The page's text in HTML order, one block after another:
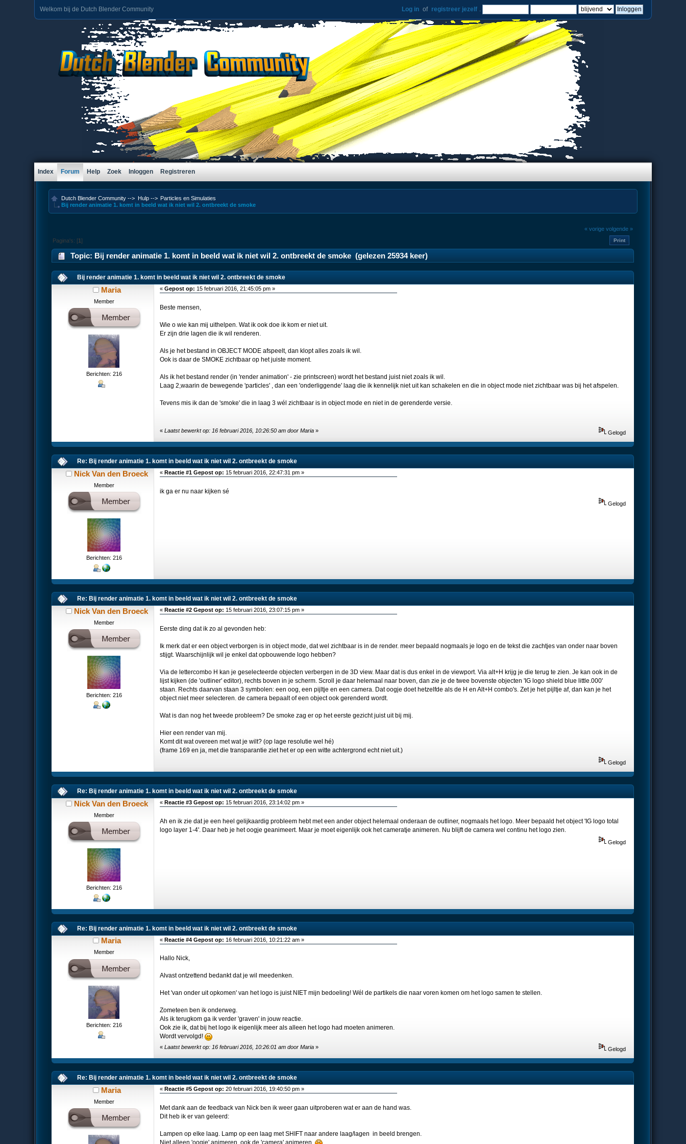
Welkom bij de Dutch Blender Community Log in of registreer jezelf .
Index Forum Help Zoek Inloggen Registreren
Dutch Blender Community --> Hulp--> Particles en Simulaties
Bij render animatie 1. komt in beeld wat ik niet wil 2. ontbreekt de smoke
« vorige volgende »
Print
Pagina's: [1]
Topic: Bij render animatie 1. komt in beeld wat ik niet wil 2. ontbreekt de smoke (gelezen 25934 keer)
Bij render animatie 1. komt in beeld wat ik niet wil 2. ontbreekt de smoke
Maria
Member
Berichten: 216
«Gepost op: 15 februari 2016, 21:45:05 pm »
Beste mensen,
Wie o wie kan mij uithelpen. Wat ik ook doe ik kom er niet uit.
Er zijn drie lagen die ik wil renderen.
Als je het bestand in OBJECT MODE afspeelt, dan klopt alles zoals ik wil.
Ook is daar de SMOKE zichtbaar op het juiste moment.
Als ik het bestand render (in 'render animation' - zie printscreen) wordt het bestand juist niet zoals ik wil.
Laag 2,waarin de bewegende 'particles' , dan een 'onderliggende' laag die ik kennelijk niet uit kan schakelen en die in object mode niet zichtbaar was bij het afspelen.
Tevens mis ik dan de 'smoke' die in laag 3 wél zichtbaar is in object mode en niet in de gerenderde versie.
«Laatst bewerkt op: 16 februari 2016, 10:26:50 am door Maria » Gelogd
Re: Bij render animatie 1. komt in beeld wat ik niet wil 2. ontbreekt de smoke
Nick Van den Broeck
Member
Berichten: 216
«Reactie #1 Gepost op: 15 februari 2016, 22:47:31 pm »
ik ga er nu naar kijken sé
Gelogd
Re: Bij render animatie 1. komt in beeld wat ik niet wil 2. ontbreekt de smoke
Nick Van den Broeck
Member
Berichten: 216
«Reactie #2 Gepost op: 15 februari 2016, 23:07:15 pm »
Eerste ding dat ik zo al gevonden heb:
Ik merk dat er een object verborgen is in object mode, dat wel zichtbaar is in de render. meer bepaald nogmaals je logo en de tekst die zachtjes van onder naar boven
stijgt. Waarschijnlijk wil je enkel dat opbouwende logo hebben?
Via de lettercombo H kan je geselecteerde objecten verbergen in de 3D view. Maar dat is dus enkel in de viewport. Via alt+H krijg je die terug te zien. Je kan ook in de
lijst kijken (de 'outliner' editor), rechts boven in je scherm. Scroll je daar helemaal naar boven, dan zie je de twee bovenste objecten 'IG logo shield blue little.000'
staan. Rechts daarvan staan 3 symbolen: een oog, een pijltje en een camera. Dat oogje doet hetzelfde als de H en Alt+H combo's. Zet je het pijltje af, dan kan je het
object niet meer selecteren. de camera bepaalt of een object ook gerenderd wordt.
Wat is dan nog het tweede probleem? De smoke zag er op het eerste gezicht juist uit bij mij.
Hier een render van mij.
Komt dit wat overeen met wat je wilt? (op lage resolutie wel hé)
(frame 169 en ja, met die transparantie ziet het er op een witte achtergrond echt niet uit.)
Gelogd
Re: Bij render animatie 1. komt in beeld wat ik niet wil 2. ontbreekt de smoke
Nick Van den Broeck
Member
Berichten: 216
«Reactie #3 Gepost op: 15 februari 2016, 23:14:02 pm »
Ah en ik zie dat je een heel gelijkaardig probleem hebt met een ander object helemaal onderaan de outliner, nogmaals het logo. Meer bepaald het object 'IG logo total
logo layer 1-4'. Daar heb je het oogje geanimeert. Maar je moet eigenlijk ook het cameratje animeren. Nu blijft de camera wel continu het logo zien.
Gelogd
Re: Bij render animatie 1. komt in beeld wat ik niet wil 2. ontbreekt de smoke
Maria
Member
Berichten: 216
«Reactie #4 Gepost op: 16 februari 2016, 10:21:22 am »
Hallo Nick,
Alvast ontzettend bedankt dat je wil meedenken.
Het 'van onder uit opkomen' van het logo is juist NIET mijn bedoeling! Wél de partikels die naar voren komen om het logo samen te stellen.
Zometeen ben ik onderweg.
Als ik terugkom ga ik verder 'graven' in jouw reactie.
Ook zie ik, dat bij het logo ik eigenlijk meer als alleen het logo had moeten animeren.
Wordt vervolgd!
«Laatst bewerkt op: 16 februari 2016, 10:26:01 am door Maria » Gelogd
Re: Bij render animatie 1. komt in beeld wat ik niet wil 2. ontbreekt de smoke
Maria
Member
«Reactie #5 Gepost op: 20 februari 2016, 19:40:50 pm »
Met dank aan de feedback van Nick ben ik weer gaan uitproberen wat er aan de hand was.
Dit heb ik er van geleerd:
Lampen op elke laag. Lamp op een laag met SHIFT naar andere laag/lagen in beeld brengen.
Niet alleen 'oogje' animeren, ook de 'camera' animeren.